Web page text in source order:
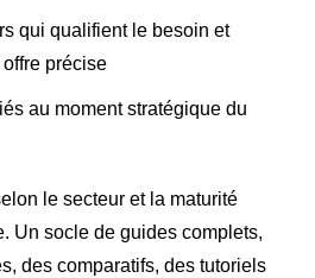
qui qualifient le besoin et
précise
au moment stratégique du
le secteur et la maturité
Un socle de guides complets,
des comparatifs, des tutoriels